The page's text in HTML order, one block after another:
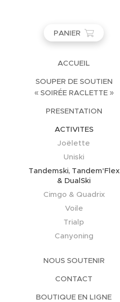
PANIER
ACCUEIL
SOUPER DE SOUTIEN
« SOIRÉE RACLETTE »
PRESENTATION
ACTIVITES
Joëlette
Uniski
Tandemski, Tandem'Flex
& DualSki
Cimgo & Quadrix
Voile
Trialp
Canyoning
NOUS SOUTENIR
CONTACT
BOUTIQUE EN LIGNE